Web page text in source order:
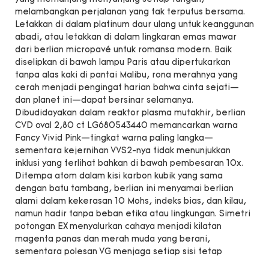
melambangkan perjalanan yang tak terputus bersama.
Letakkan di dalam platinum daur ulang untuk keanggunan
abadi, atau letakkan di dalam lingkaran emas mawar
dari berlian micropavé untuk romansa modern. Baik
diselipkan di bawah lampu Paris atau dipertukarkan
tanpa alas kaki di pantai Malibu, rona merahnya yang
cerah menjadi pengingat harian bahwa cinta sejati—
dan planet ini—dapat bersinar selamanya.
Dibudidayakan dalam reaktor plasma mutakhir, berlian
CVD oval 2,80 ct LG680543440 memancarkan warna
Fancy Vivid Pink—tingkat warna paling langka—
sementara kejernihan VVS2-nya tidak menunjukkan
inklusi yang terlihat bahkan di bawah pembesaran 10x.
Ditempa atom dalam kisi karbon kubik yang sama
dengan batu tambang, berlian ini menyamai berlian
alami dalam kekerasan 10 Mohs, indeks bias, dan kilau,
namun hadir tanpa beban etika atau lingkungan. Simetri
potongan EX menyalurkan cahaya menjadi kilatan
magenta panas dan merah muda yang berani,
sementara polesan VG menjaga setiap sisi tetap